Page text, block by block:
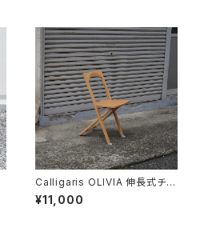
Calligaris OLIVIA 伸長式チェ
ア
¥11,000